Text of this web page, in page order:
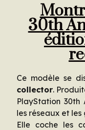
30th
Ce modèle se
collector.
PlayStation 30th
les réseaux et les
Elle coche les